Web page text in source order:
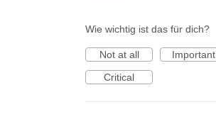
Wie wichtig ist das für dich?
Not at all
Important
Critical